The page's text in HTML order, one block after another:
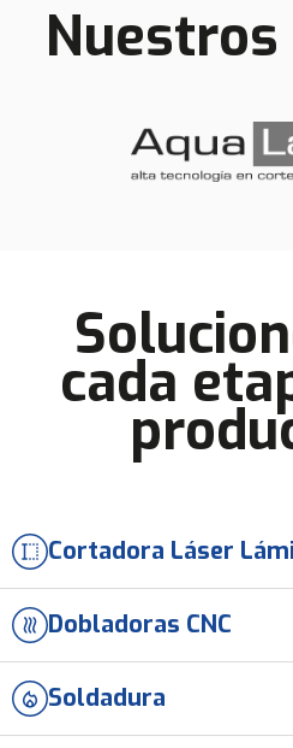
cada
Cortadora Láser
Dobladoras CNC
Soldadura